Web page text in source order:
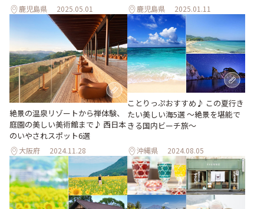
鹿児島県 2025.05.01 鹿児島県 2025.01.11
絶景の温泉リゾートから禅体験、
庭園の美しい美術館まで♪ 西日本
のいやされスポット6選
大阪府 2024.11.28
ことりっぷおすすめ♪ この夏行き
たい美しい海5選 〜絶景を堪能で
きる国内ビーチ旅～
沖縄県 2024.08.05